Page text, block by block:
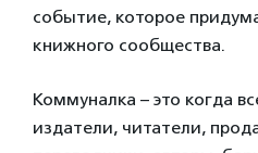
событие, которое
книжного сообщества.
Коммуналка – это когда
издатели, читатели,